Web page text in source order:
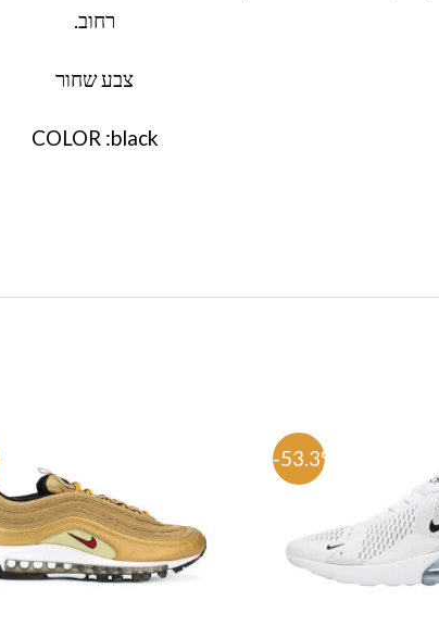
רחוב.
צבע שחור
COLOR :black
-53.3%